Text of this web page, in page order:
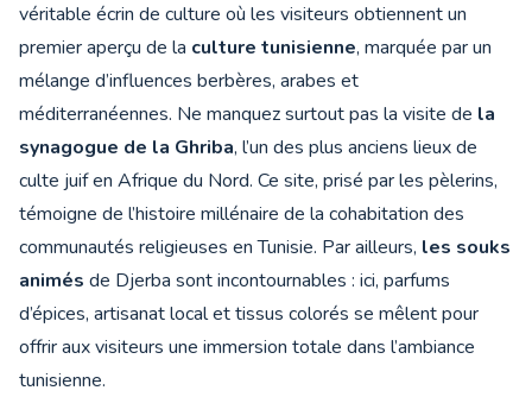
véritable écrin de culture où les visiteurs obtiennent un
premier aperçu de la culture tunisienne, marquée par un
mélange d’influences berbères, arabes et
méditerranéennes. Ne manquez surtout pas la visite de la
synagogue de la Ghriba, l’un des plus anciens lieux de
culte juif en Afrique du Nord. Ce site, prisé par les pèlerins,
témoigne de l’histoire millénaire de la cohabitation des
communautés religieuses en Tunisie. Par ailleurs, les souks
animés de Djerba sont incontournables : ici, parfums
d’épices, artisanat local et tissus colorés se mêlent pour
offrir aux visiteurs une immersion totale dans l’ambiance
tunisienne.